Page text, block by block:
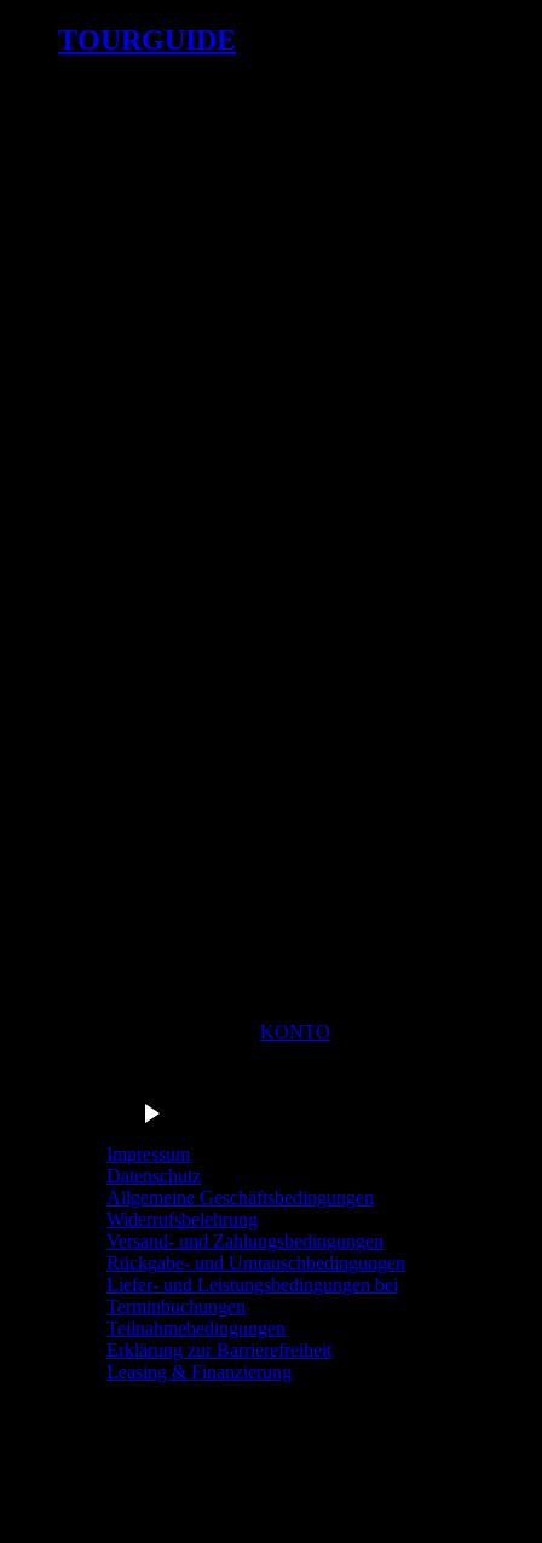
TOURGUIDE
KONTO
Impressum
Datenschutz
Allgemeine Geschäftsbedingungen
Widerrufsbelehrung
Versand- und Zahlungsbedingungen
Rückgabe- und Umtauschbedingungen
Liefer- und Leistungsbedingungen bei
Terminbuchungen
Teilnahmebedingungen
Erklärung zur Barrierefreiheit
Leasing & Finanzierung